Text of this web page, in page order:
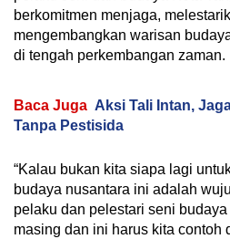
berkomitmen menjaga,
mengembangkan warisan
di tengah perkembangan zaman.
Baca Juga Aksi Tali Intan,
Tanpa Pestisida
“Kalau bukan kita siapa lagi
budaya nusantara ini adalah
pelaku dan pelestari seni
masing dan ini harus kita contoh